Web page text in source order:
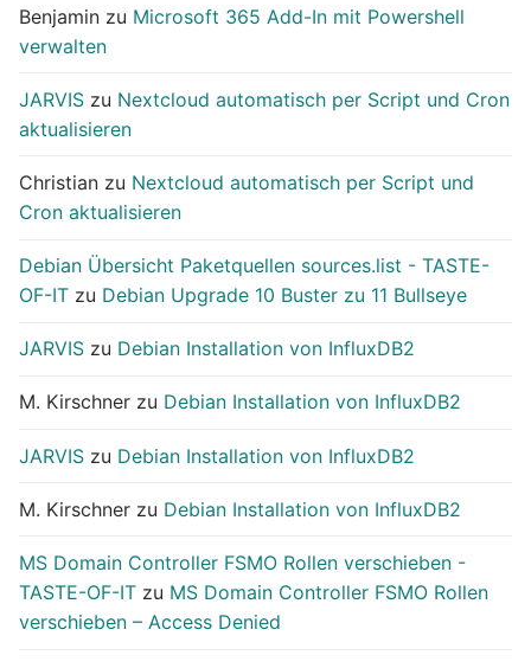
Benjamin zu Microsoft 365 Add-In mit Powershell
verwalten
JARVIS zu Nextcloud automatisch per Script und Cron
aktualisieren
Christian zu Nextcloud automatisch per Script und
Cron aktualisieren
Debian Übersicht Paketquellen sources.list - TASTE-
OF-IT zu Debian Upgrade 10 Buster zu 11 Bullseye
JARVIS zu Debian Installation von InfluxDB2
M. Kirschner zu Debian Installation von InfluxDB2
JARVIS zu Debian Installation von InfluxDB2
M. Kirschner zu Debian Installation von InfluxDB2
MS Domain Controller FSMO Rollen verschieben -
TASTE-OF-IT zu MS Domain Controller FSMO Rollen
verschieben – Access Denied